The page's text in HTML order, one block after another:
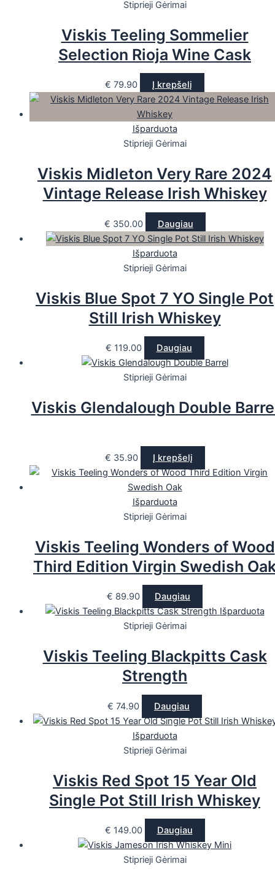
Stiprieji Gėrimai
Viskis Teeling Sommelier
Selection Rioja Wine Cask
€ 79.90 Į krepšelį
Išparduota
Stiprieji Gėrimai
Viskis Midleton Very Rare 2024
Vintage Release Irish Whiskey
€ 350.00 Daugiau
Išparduota
Stiprieji Gėrimai
Viskis Blue Spot 7 YO Single Pot
Still Irish Whiskey
€ 119.00 Daugiau
Stiprieji Gėrimai
Viskis Glendalough Double
€ 35.90 Į krepšelį
Išparduota
Stiprieji Gėrimai
Viskis Teeling Wonders of Wood
Third Edition Virgin Swedish
€ 89.90
Daugiau
Išparduota
Stiprieji Gėrimai
Viskis Teeling Blackpitts Cask
Strength
€ 74.90 Daugiau
Išparduota
Stiprieji Gėrimai
Viskis Red Spot 15 Year Old
Single Pot Still Irish Whiskey
€ 149.00 Daugiau
Stiprieji Gėrimai